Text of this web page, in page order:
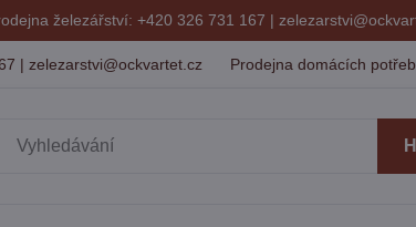
železářství: +420 326 731 167 |
| zelezarstvi@ockvartet.cz Prodejna domácích